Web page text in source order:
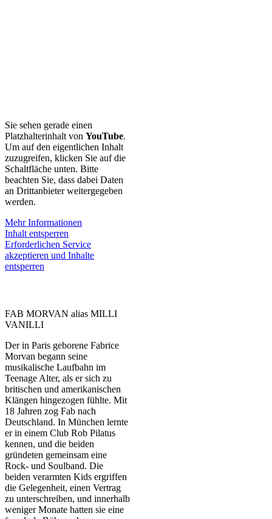
Sie sehen gerade einen
Platzhalterinhalt von YouTube.
Um auf den eigentlichen Inhalt
zuzugreifen, klicken Sie auf die
Schaltfläche unten. Bitte
beachten Sie, dass dabei Daten
an Drittanbieter weitergegeben
werden.
Mehr Informationen
Inhalt entsperren
Erforderlichen Service
akzeptieren und Inhalte
entsperren
FAB MORVAN alias MILLI
VANILLI
Der in Paris geborene Fabrice
Morvan begann seine
musikalische Laufbahn im
Teenage Alter, als er sich zu
britischen und amerikanischen
Klängen hingezogen fühlte. Mit
18 Jahren zog Fab nach
Deutschland. In München lernte
er in einem Club Rob Pilatus
kennen, und die beiden
gründeten gemeinsam eine
Rock- und Soulband. Die
beiden verarmten Kids ergriffen
die Gelegenheit, einen Vertrag
zu unterschreiben, und innerhalb
weniger Monate hatten sie eine